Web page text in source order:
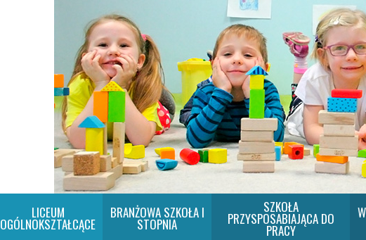
LICEUM
OGÓLNOKSZTAŁCĄCE
BRANŻOWA SZKOŁA I
STOPNIA
SZKOŁA
PRZYSPOSABIAJĄCA DO
PRACY